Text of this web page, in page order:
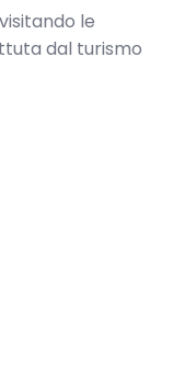
le
dal turismo